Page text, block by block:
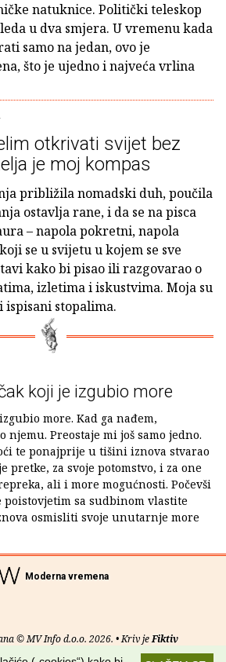
natuknice. Politički teleskop
u dva smjera. U vremenu kada
samo na jedan, ovo je
što je ujedno i najveća vrlina
otkrivati svijet bez
je moj kompas
približila nomadski duh, poučila
ostavlja rane, i da se na pisca
– napola pokretni, napola
se u svijetu u kojem se sve
kako bi pisao ili razgovarao o
izletima i iskustvima. Moja su
stopalima.
koji je izgubio more
more. Kad ga nađem,
njemu. Preostaje mi još samo jedno.
te ponajprije u tišini iznova stvarao
pretke, za svoje potomstvo, i za one
ali i more mogućnosti. Počevši
poistovjetim sa sudbinom vlastite
osmisliti svoje unutarnje more
Moderna vremena
© MV Info d.o.o. 2026. • Kriv jeFiktiv